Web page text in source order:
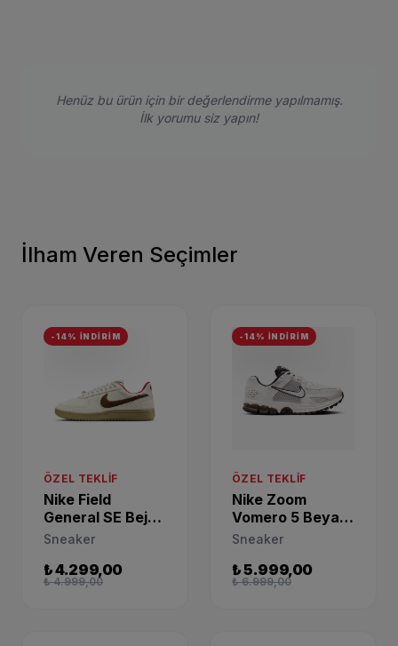
Henüz bu ürün için bir değerlendirme yapılmamış.
İlk yorumu siz yapın!
İlham Veren Seçimler
-14% İNDİRİM
ÖZEL TEKLIF
Nike Field
General SE Bej
Kadın Günlük
022
Sneaker
₺ 4.299,00
₺ 4.999,00
-14% İNDİRİM
ÖZEL TEKLIF
Nike Zoom
Vomero 5 Beyaz
Günlük Ayakkabı
Sneaker
₺ 5.999,00
₺ 6.999,00